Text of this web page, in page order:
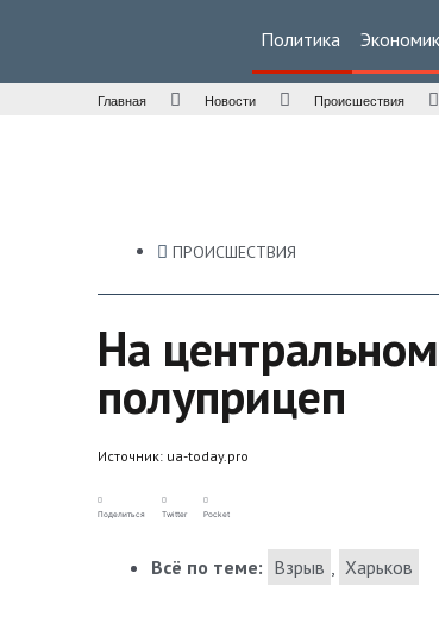
Политика
Главная Новости Происшествия
ПРОИСШЕСТВИЯ
На
полуприцеп
Источник: ua-today.pro
Поделиться Twitter Pocket
Всё по теме: Взрыв , Харьков